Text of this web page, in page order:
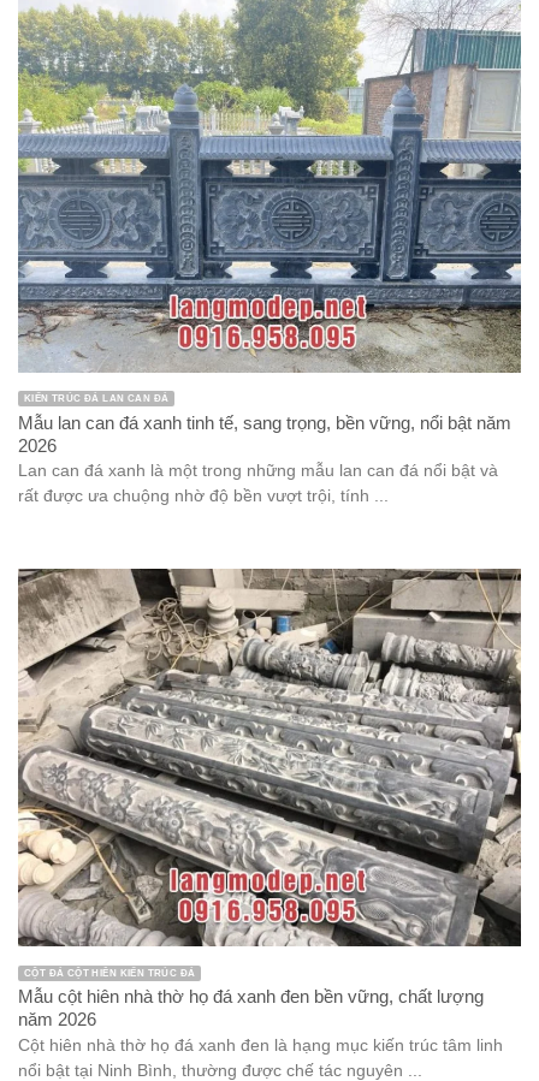
KIẾN TRÚC ĐÁ LAN CAN ĐÁ
Mẫu lan can đá xanh tinh tế, sang trọng, bền vững, nổi bật năm
2026
Lan can đá xanh là một trong những mẫu lan can đá nổi bật và
rất được ưa chuộng nhờ độ bền vượt trội, tính ...
CỘT ĐÁ CỘT HIÊN KIẾN TRÚC ĐÁ
Mẫu cột hiên nhà thờ họ đá xanh đen bền vững, chất lượng
năm 2026
Cột hiên nhà thờ họ đá xanh đen là hạng mục kiến trúc tâm linh
nổi bật tại Ninh Bình, thường được chế tác nguyên ...